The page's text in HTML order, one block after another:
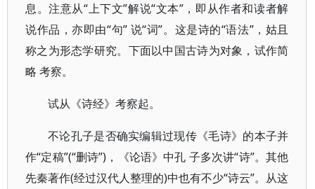
息。注意从“上下文”解说“文本”，即从作者和读者解
说作品，亦即由“句” 说“词”。这是诗的“语法”，姑且
称之为形态学研究。下面以中国古诗为对象，试作简
略 考察。
试从《诗经》考察起。
不论孔子是否确实编辑过现传《毛诗》的本子并
作“定稿”(“删诗”)，《论语》中孔 子多次讲“诗”。其他
先秦著作(经过汉代人整理的)中也有不少“诗云”。从这